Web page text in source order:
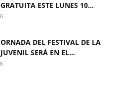
ESTE LUNES 10...
DEL FESTIVAL DE LA
SERÁ EN EL...